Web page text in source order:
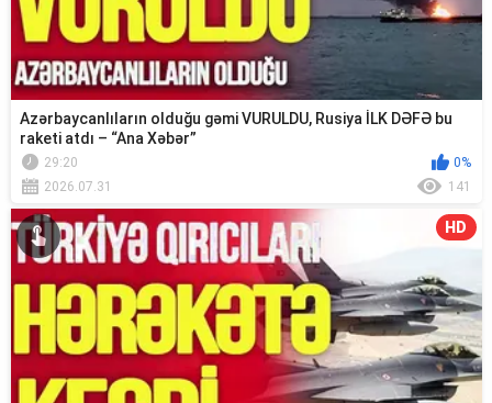
Azərbaycanlıların olduğu gəmi VURULDU, Rusiya İLK DƏFƏ bu
raketi atdı – “Ana Xəbər”
29:20
0%
2026.07.31
141
HD